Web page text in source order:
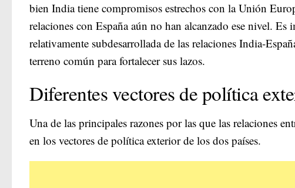
bien India tiene compromisos estrechos con la Unión
relaciones con España aún no han alcanzado ese nivel. Es
relativamente subdesarrollada de las relaciones India-
terreno común para fortalecer sus lazos.
Diferentes vectores de política
Una de las principales razones por las que las relaciones
en los vectores de política exterior de los dos países.